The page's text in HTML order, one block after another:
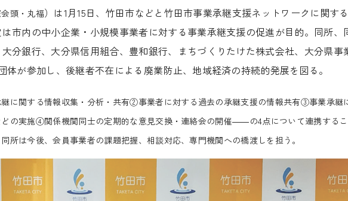
頭・丸福）は1月15日、竹田市などと竹田市事業承継支援ネットワークに関する
市内の中小企業・小規模事業者に対する事業承継支援の促進が目的。同所、
分銀行、大分県信用組合、豊和銀行、まちづくりたけた株式会社、大分県事
が参加し、後継者不在による廃業防止、地域経済の持続的発展を図る。
に関する情報収集・分析・共有②事業者に対する過去の承継支援の情報共有③事業承継
の実施④関係機関同士の定期的な意見交換・連絡会の開催――の4点について連携するこ
所は今後、会員事業者の課題把握、相談対応、専門機関への橋渡しを担う。